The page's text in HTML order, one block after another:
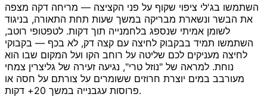
השתמשו בג'לי ציפוי שקוף על פני הקציצה — מריחה דקה מצפה
את הבשר ונשארת מבריקה במשך שעות תחת התאורה, בניגוד
לשומן אמיתי שנספג בלחמנייה תוך דקות. לטפטופי רוטב,
השתמשו תמיד בבקבוק לחיצה עם קצה דק, לא בכף — בקבוקי
לחיצה מעניקים לכם שליטה על רוחב הקו ועל המקום שבו הוא
נוחת. למראה של "נוזל טרי", נגיעה זעירה של גליצרין צמחי
מעורבב במים יוצרת חרוזים ששומרים על צורתם על חסה או
פרוסות עגבנייה במשך 20+ דקות.